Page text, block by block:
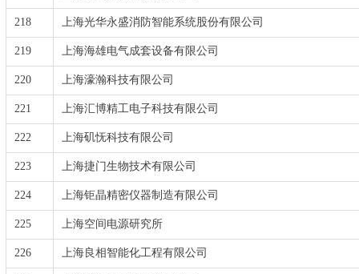
218 上海光华永盛消防智能系统股份有限公司
219 上海海雄电气成套设备有限公司
220 上海濠瀚科技有限公司
221 上海汇博精工电子科技有限公司
222 上海矶怃科技有限公司
223 上海捷门生物技术有限公司
224 上海钜晶精密仪器制造有限公司
225 上海空间电源研究所
226 上海良相智能化工程有限公司